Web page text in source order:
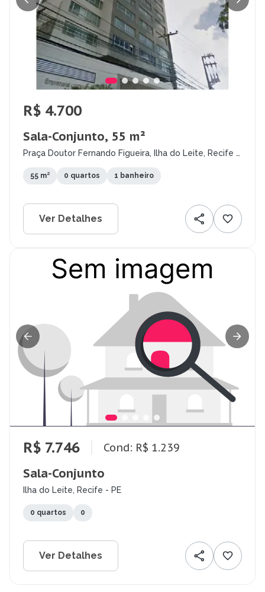
R$ 4.700
Sala-Conjunto, 55 m²
Praça Doutor Fernando Figueira, Ilha do Leite, Recife -
55 m² 0 quartos 1 banheiro
Ver Detalhes
R$ 7.746 Cond: R$ 1.239
Sala-Conjunto
Ilha do Leite, Recife - PE
0 quartos 0
Ver Detalhes